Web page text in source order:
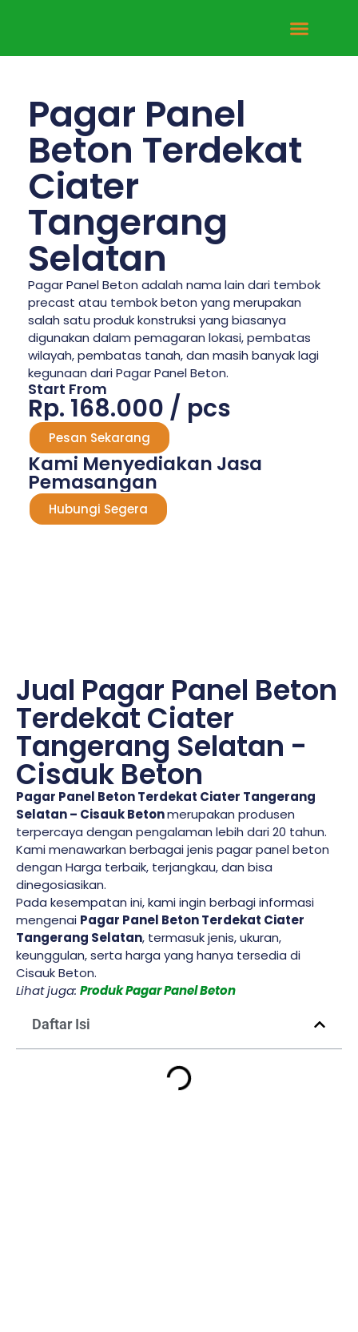
Pagar Panel
Beton Terdekat
Ciater
Tangerang
Selatan
Pagar Panel Beton adalah nama lain dari tembok
precast atau tembok beton yang merupakan
salah satu produk konstruksi yang biasanya
digunakan dalam pemagaran lokasi, pembatas
wilayah, pembatas tanah, dan masih banyak lagi
kegunaan dari Pagar Panel Beton.
Start From
Rp. 168.000 / pcs
Pesan Sekarang
Kami Menyediakan Jasa
Pemasangan
Hubungi Segera
Jual Pagar Panel Beton
Terdekat Ciater
Tangerang Selatan -
Cisauk Beton
Pagar Panel Beton Terdekat Ciater Tangerang
Selatan – Cisauk Betonmerupakan produsen
terpercaya dengan pengalaman lebih dari 20 tahun.
Kami menawarkan berbagai jenis pagar panel beton
dengan Harga terbaik, terjangkau, dan bisa
dinegosiasikan.
Pada kesempatan ini, kami ingin berbagi informasi
mengenai Pagar Panel Beton Terdekat Ciater
Tangerang Selatan, termasuk jenis, ukuran,
keunggulan, serta harga yang hanya tersedia di
Cisauk Beton.
Lihat juga: Produk Pagar Panel Beton
Daftar Isi